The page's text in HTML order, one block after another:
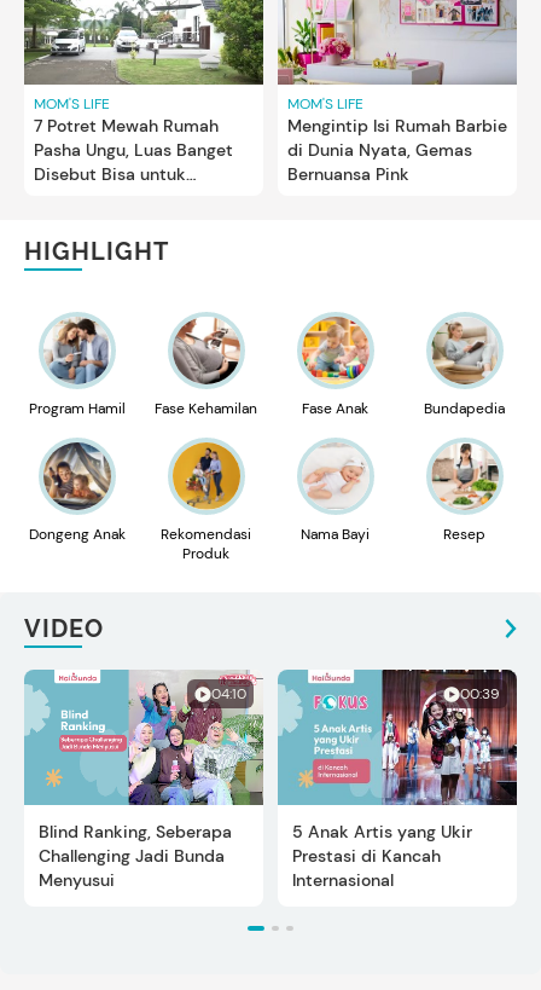
MOM'S LIFE
7 Potret Mewah Rumah
Pasha Ungu, Luas Banget
Disebut Bisa untuk
MOM'S LIFE
Mengintip Isi Rumah Barbie
di Dunia Nyata, Gemas
Bernuansa Pink
HIGHLIGHT
Program Hamil Fase Kehamilan Fase Anak Bundapedia
Dongeng Anak
Rekomendasi
Produk
Nama Bayi Resep
VIDEO
04:10
Blind Ranking, Seberapa
Challenging Jadi Bunda
Menyusui
00:39
5 Anak Artis yang Ukir
Prestasi di Kancah
Internasional